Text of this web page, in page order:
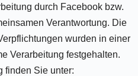
durch Facebook bzw.
Verantwortung. Die
wurden in einer
Verarbeitung festgehalten.
finden Sie unter: